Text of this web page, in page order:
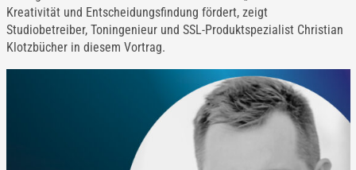
Kreativität und Entscheidungsfindung fördert, zeigt
Studiobetreiber, Toningenieur und SSL-Produktspezialist Christian
Klotzbücher in diesem Vortrag.